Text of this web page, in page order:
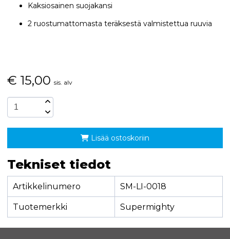
Kaksiosainen suojakansi
2 ruostumattomasta teräksestä valmistettua ruuvia
€ 15,00 sis. alv
Lisää ostoskoriin
Tekniset tiedot
Artikkelinumero SM-LI-0018
Tuotemerkki Supermighty